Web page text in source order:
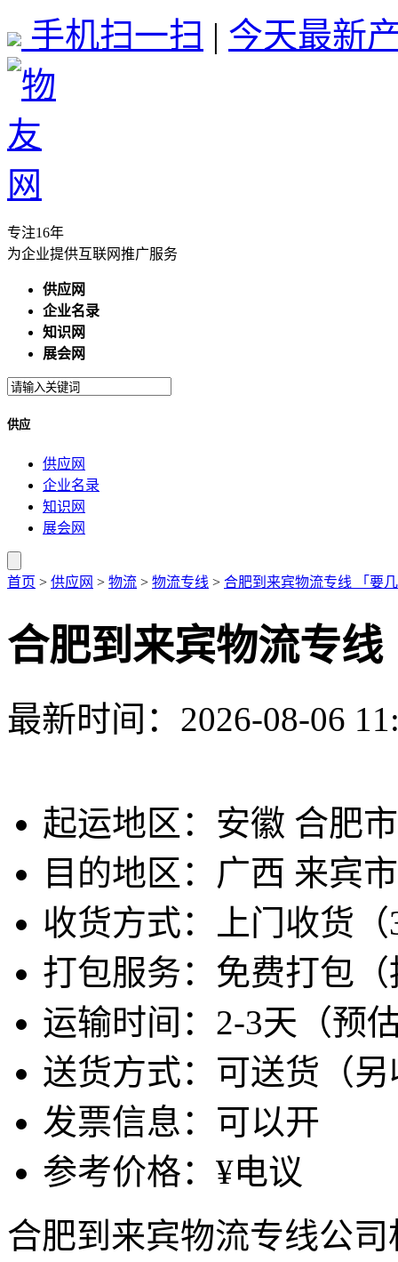
手机扫一扫 | 今天最新
专注16年
为企业提供互联网推广服务
供应网
企业名录
知识网
展会网
供应
供应网
企业名录
知识网
展会网
首页 > 供应网 > 物流 > 物流专线 > 合肥到来宾物流专线 「要
合肥到来宾物流专线
最新时间：2026-08-06
起运地区：安徽 合肥市
目的地区：广西 来宾市
收货方式：上门收货
打包服务：免费打包
运输时间：2-3天（预
送货方式：可送货（
发票信息：可以开
参考价格：¥电议
合肥到来宾物流专线公